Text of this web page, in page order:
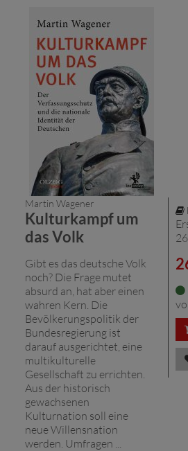
Martin Wagener
Kulturkampf um
das Volk
Gibt es das deutsche Volk
noch? Die Frage mutet
absurd an, hat aber einen
wahren Kern. Die
Bevölkerungspolitik der
Bundesregierung ist
darauf ausgerichtet, eine
multikulturelle
Gesellschaft zu errichten.
Aus der historisch
gewachsenen
Kulturnation soll eine
neue Willensnation
werden. Umfragen ...